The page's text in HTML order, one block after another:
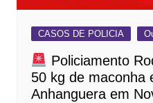
CASOS DE POLICIA
Policiamento
50 kg de maconha
Anhanguera em